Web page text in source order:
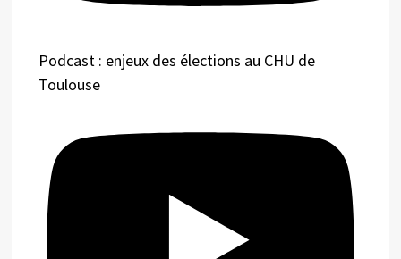
Podcast : enjeux des élections au CHU de
Toulouse